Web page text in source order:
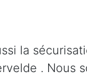
la
. Nous